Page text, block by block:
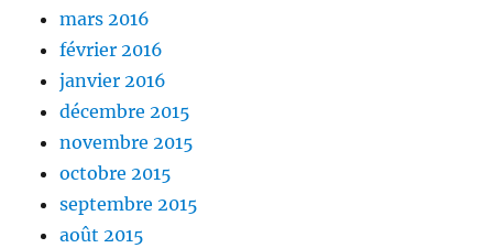
mars 2016
février 2016
janvier 2016
décembre 2015
novembre 2015
octobre 2015
septembre 2015
août 2015